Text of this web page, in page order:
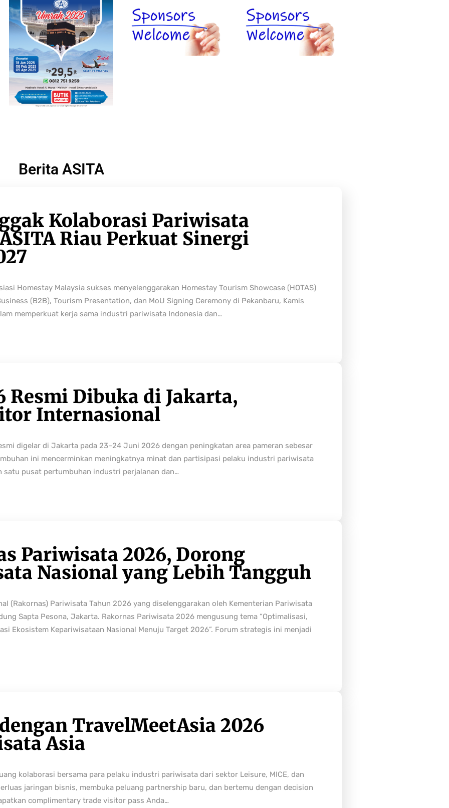
Berita ASITA
Kolaborasi Pariwisata
Riau Perkuat Sinergi
Homestay Malaysia sukses menyelenggarakan Homestay Tourism Showcase (HOTAS)
(B2B), Tourism Presentation, dan MoU Signing Ceremony di Pekanbaru, Kamis
memperkuat kerja sama industri pariwisata Indonesia dan…
Resmi Dibuka di Jakarta,
Internasional
digelar di Jakarta pada 23–24 Juni 2026 dengan peningkatan area pameran sebesar
ini mencerminkan meningkatnya minat dan partisipasi pelaku industri pariwisata
satu pusat pertumbuhan industri perjalanan dan…
Pariwisata 2026, Dorong
Nasional yang Lebih Tangguh
(Rakornas) Pariwisata Tahun 2026 yang diselenggarakan oleh Kementerian Pariwisata
Sapta Pesona, Jakarta. Rakornas Pariwisata 2026 mengusung tema “Optimalisasi,
Ekosistem Kepariwisataan Nasional Menuju Target 2026”. Forum strategis ini menjadi
TravelMeetAsia 2026
Asia
kolaborasi bersama para pelaku industri pariwisata dari sektor Leisure, MICE, dan
jaringan bisnis, membuka peluang partnership baru, dan bertemu dengan decision
complimentary trade visitor pass Anda…